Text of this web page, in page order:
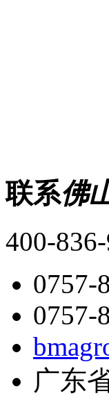
联系佛
400-
0757-
0757-
广东